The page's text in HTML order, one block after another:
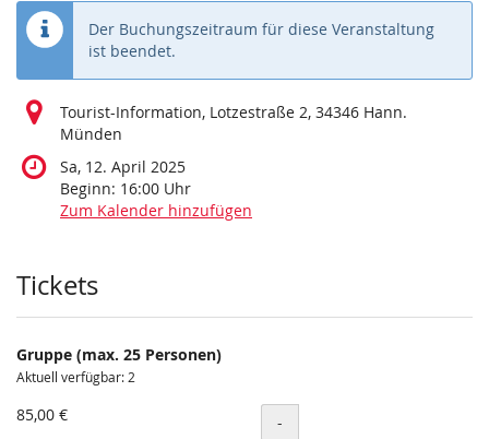
Der Buchungszeitraum für diese Veranstaltung
ist beendet.
Tourist-Information, Lotzestraße 2, 34346 Hann.
Münden
Sa, 12. April 2025
Beginn: 16:00 Uhr
Zum Kalender hinzufügen
Produkte
Tickets
Gruppe (max. 25 Personen)
Aktuell verfügbar: 2
85,00 € Menge
-